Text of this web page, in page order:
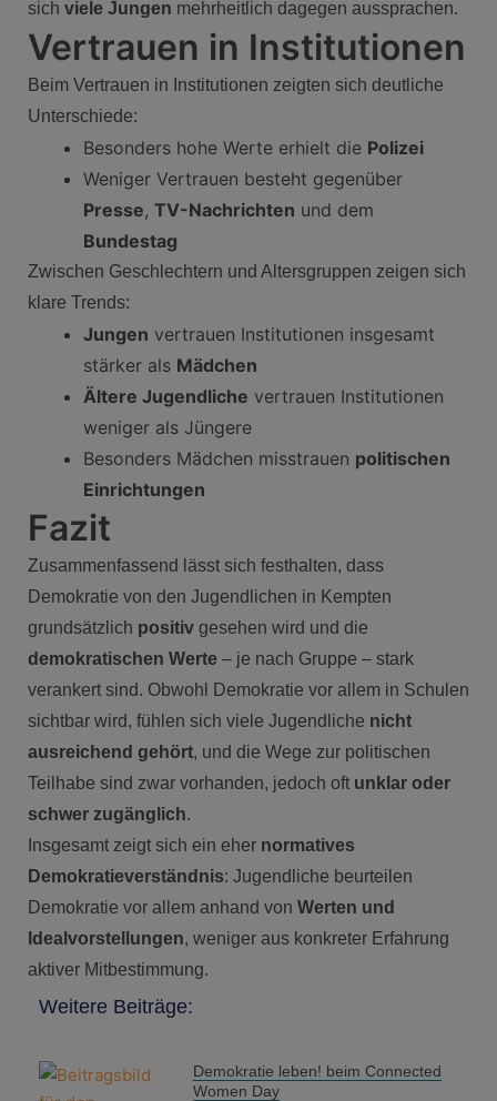
sich viele Jungen mehrheitlich dagegen aussprachen.
Vertrauen in Institutionen
Beim Vertrauen in Institutionen zeigten sich deutliche
Unterschiede:
Besonders hohe Werte erhielt die Polizei
Weniger Vertrauen besteht gegenüber
Presse, TV-Nachrichten und dem
Bundestag
Zwischen Geschlechtern und Altersgruppen zeigen sich
klare Trends:
Jungen vertrauen Institutionen insgesamt
stärker als Mädchen
Ältere Jugendliche vertrauen Institutionen
weniger als Jüngere
Besonders Mädchen misstrauen politischen
Einrichtungen
Fazit
Zusammenfassend lässt sich festhalten, dass
Demokratie von den Jugendlichen in Kempten
grundsätzlich positiv gesehen wird und die
demokratischen Werte – je nach Gruppe – stark
verankert sind. Obwohl Demokratie vor allem in Schulen
sichtbar wird, fühlen sich viele Jugendliche nicht
ausreichend gehört, und die Wege zur politischen
Teilhabe sind zwar vorhanden, jedoch oft unklar oder
schwer zugänglich.
Insgesamt zeigt sich ein eher normatives
Demokratieverständnis: Jugendliche beurteilen
Demokratie vor allem anhand von Werten und
Idealvorstellungen, weniger aus konkreter Erfahrung
aktiver Mitbestimmung.
Weitere Beiträge:
Demokratie leben! beim Connected
Women Day